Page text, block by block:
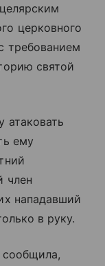
церковного
требованием
святой
атаковать
ему
член
нападавший
в руку.